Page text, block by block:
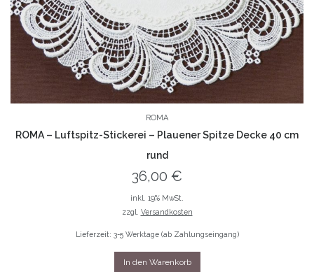
ROMA
ROMA – Luftspitz-Stickerei – Plauener Spitze Decke 40 cm
rund
36,00 €
inkl. 19% MwSt.
zzgl. Versandkosten
Lieferzeit: 3-5 Werktage (ab Zahlungseingang)
In den Warenkorb